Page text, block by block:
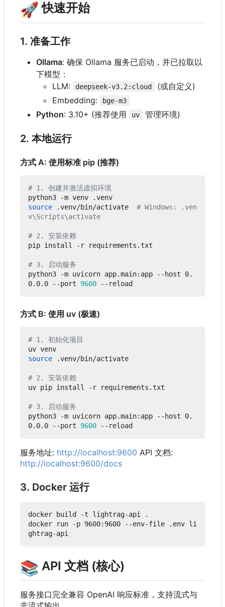
🚀 快速开始
1. 准备工作
Ollama: 确保 Ollama 服务已启动，并已拉取以
下模型：
LLM:
deepseek-v3.2:cloud
(或自定义)
Embedding:
bge-m3
Python: 3.10+ (推荐使用 uv 管理环境)
2. 本地运行
方式 A: 使用标准 pip (推荐)
# 1. 创建并激活虚拟环境
source .venv/bin/activate # Windows: .ven
v\Scripts\activate
# 2. 安装依赖
pip install -r requirements.txt
# 3. 启动服务
python3 -m uvicorn app.main:app --host 0.
0.0.0 --port 9600
方式 B: 使用 uv (极速)
# 1. 初始化项目
source .venv/bin/activate
# 2. 安装依赖
uv pip install -r requirements.txt
# 3. 启动服务
python3 -m uvicorn app.main:app --host 0.
0.0.0 --port 9600
服务地址: http://localhost:9600 API 文档:
http://localhost:9600/docs
3. Docker 运行
docker build -t lightrag-api .
docker run -p 9600:9600 --env-file .env li
📚 API 文档 (核心)
服务接口完全兼容 OpenAI 响应标准，支持流式与